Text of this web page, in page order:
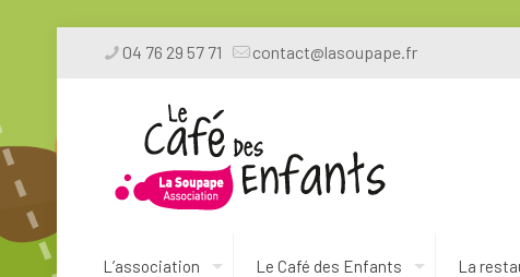
04 76 29 57 71 contact@lasoupape.fr
L’association Le Café des Enfants La